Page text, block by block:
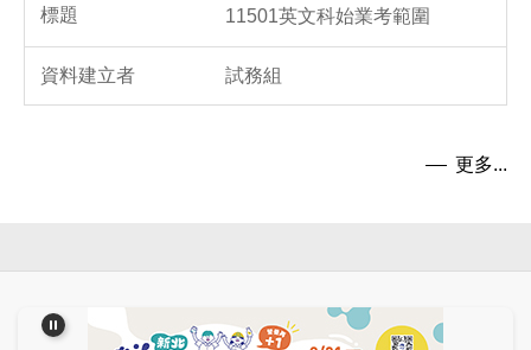
11501英文科始業考範圍
試務組
更多...